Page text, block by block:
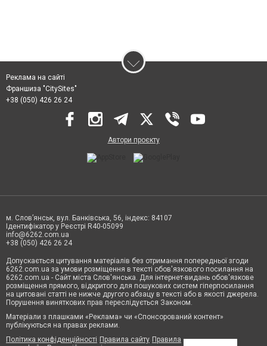
Реклама на сайті
Франшиза "CitySites"
+38 (050) 426 26 24
Автори проєкту
м. Слов’янськ, вул. Банківська, 56, індекс: 84107
Ідентифікатор у Реєстрі R40-05099
info@6262.com.ua
+38 (050) 426 26 24
Допускається цитування матеріалів без отримання попередньої згоди
6262.com.ua за умови розміщення в тексті обов'язкового посилання на
6262.com.ua - Сайт міста Слов'янська. Для інтернет-видань обов'язкове
розміщення прямого, відкритого для пошукових систем гіперпосилання
на цитовані статті не нижче другого абзацу в тексті або в якості джерела.
Порушення виняткових прав переслідується Законом.
Матеріали з плашками «Реклама» чи «Спонсорований контент»
публікуються на правах реклами.
Політика конфіденційності Правила сайту Правила